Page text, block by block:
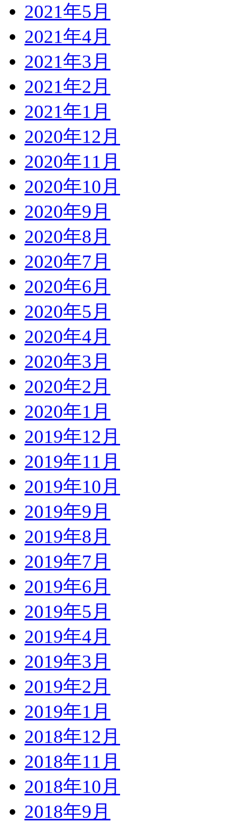
2021年5月
2021年4月
2021年3月
2021年2月
2021年1月
2020年12月
2020年11月
2020年10月
2020年9月
2020年8月
2020年7月
2020年6月
2020年5月
2020年4月
2020年3月
2020年2月
2020年1月
2019年12月
2019年11月
2019年10月
2019年9月
2019年8月
2019年7月
2019年6月
2019年5月
2019年4月
2019年3月
2019年2月
2019年1月
2018年12月
2018年11月
2018年10月
2018年9月